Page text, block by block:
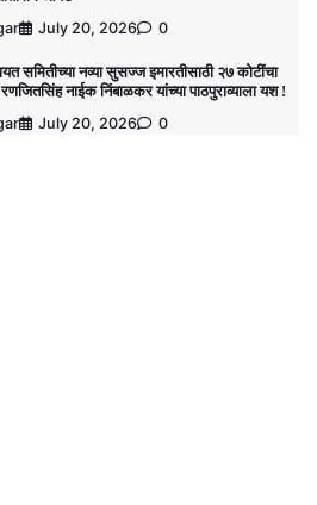
July 20, 2026 0
समितीच्या नव्या सुसज्ज इमारतीसाठी २७ कोटींचा
नाईक निंबाळकर यांच्या पाठपुराव्याला यश !
July 20, 2026 0